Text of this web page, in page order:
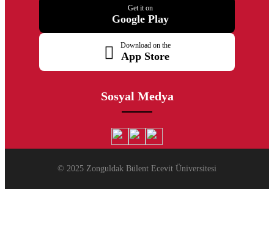
Get it on
Google Play
Download on the
App Store
Sosyal Medya
© 2025 Zonguldak Bülent Ecevit Üniversitesi